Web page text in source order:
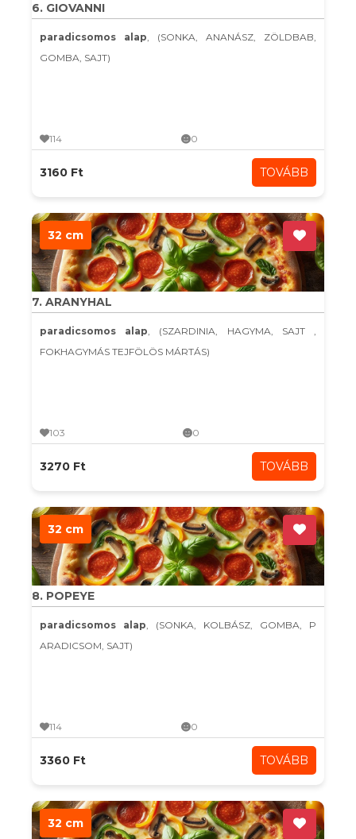
6. GIOVANNI
paradicsomos alap, (SONKA, ANANÁSZ, ZÖLDBAB,
GOMBA, SAJT)
114 0
3160 Ft TOVÁBB
32 cm
7. ARANYHAL
paradicsomos alap, (SZARDINIA, HAGYMA, SAJT ,
FOKHAGYMÁS TEJFÖLÖS MÁRTÁS)
103 0
3270 Ft TOVÁBB
32 cm
8. POPEYE
paradicsomos alap, (SONKA, KOLBÁSZ, GOMBA, P
ARADICSOM, SAJT)
114 0
3360 Ft TOVÁBB
32 cm